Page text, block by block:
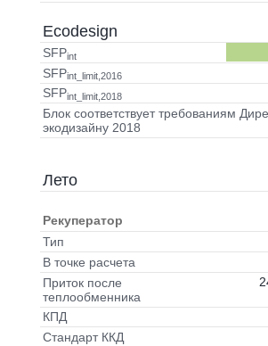
Ecodesign
SFPint
SFPint_limit,2016
SFPint_limit,2018
Блок соответствует требованиям
экодизайну 2018
Лето
Рекуператор
Тип
В точке расчета
Приток после
теплообменника
КПД
Стандарт ККД